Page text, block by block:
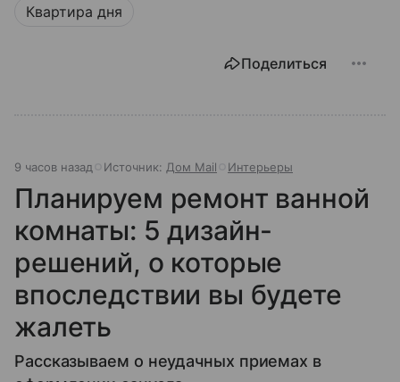
Квартира дня
Поделиться
9 часов назад Источник: Дом Mail Интерьеры
Планируем ремонт ванной
комнаты: 5 дизайн-
решений, о которые
впоследствии вы будете
жалеть
Рассказываем о неудачных приемах в